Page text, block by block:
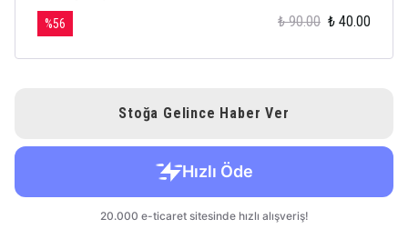
%56 ₺ 90.00 ₺ 40.00
Stoğa Gelince Haber Ver